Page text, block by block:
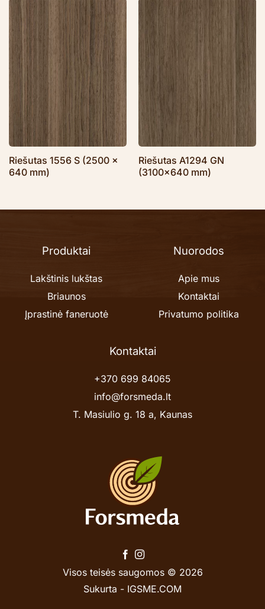
Riešutas 1556 S (2500 x
640 mm)
Riešutas A1294 GN
(3100×640 mm)
Produktai
Lakštinis lukštas
Briaunos
Įprastinė faneruotė
Nuorodos
Apie mus
Kontaktai
Privatumo politika
Kontaktai
+370 699 84065
info@forsmeda.lt
T. Masiulio g. 18 a, Kaunas
Visos teisės saugomos © 2026
Sukurta - IGSME.COM